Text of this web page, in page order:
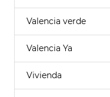
Valencia verde
Valencia Ya
Vivienda